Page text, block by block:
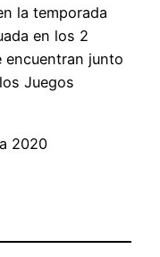
la temporada
en los 2
encuentran junto
Juegos